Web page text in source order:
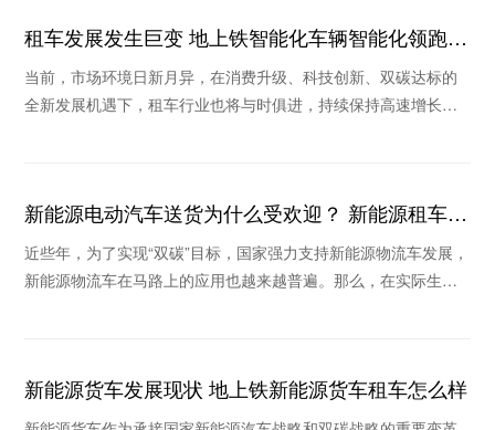
租车发展发生巨变 地上铁智能化车辆智能化领跑行
业
当前，市场环境日新月异，在消费升级、科技创新、双碳达标的
全新发展机遇下，租车行业也将与时俱进，持续保持高速增长。
新能源电动汽车送货为什么受欢迎？ 新能源租车公
司推荐哪个
近些年，为了实现“双碳”目标，国家强力支持新能源物流车发展，
新能源物流车在马路上的应用也越来越普遍。那么，在实际生活
新能源货车发展现状 地上铁新能源货车租车怎么样